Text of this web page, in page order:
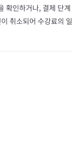
확인하거나, 결제 단계
취소되어 수강료의 일